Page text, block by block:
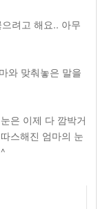
려고 해요.. 아무
와 맞춰놓은 말을
은 이제 다 깜박거
스해진 엄마의 눈